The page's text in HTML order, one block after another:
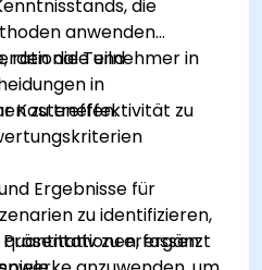
die
anwenden
rationale und
in
zu treffen.
die Teilnehmer in
Kosteneffektivität zu
Ergebnisse für
zu identifizieren,
zu erfassen.
ergänzt